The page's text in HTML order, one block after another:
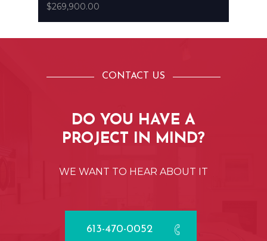
$269,900.00
CONTACT US
DO YOU HAVE A
PROJECT
IN MIND?
WE WANT TO HEAR ABOUT IT
613-470-0052